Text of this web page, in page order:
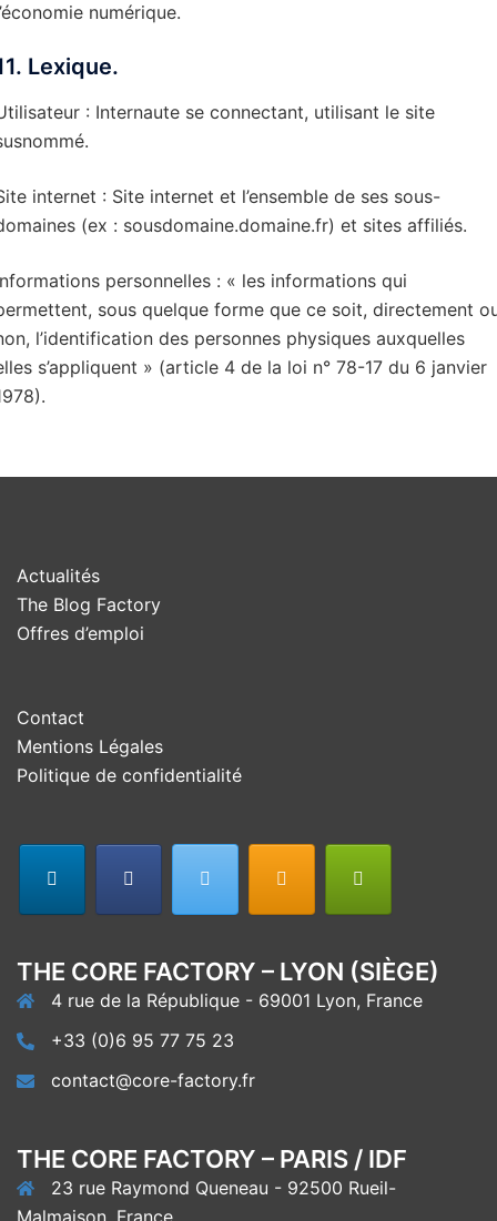
numérique.
Lexique.
: Internaute se connectant, utilisant le site
internet : Site internet et l’ensemble de ses sous-
(ex : sousdomaine.domaine.fr) et sites affiliés.
personnelles : « les informations qui
sous quelque forme que ce soit, directement
l’identification des personnes physiques auxquelles
s’appliquent » (article 4 de la loi n° 78-17 du 6 janvier
Actualités
The Blog Factory
Offres d’emploi
Contact
Mentions Légales
Politique de confidentialité
THE CORE FACTORY – LYON (SIÈGE)
4 rue de la République - 69001 Lyon, France
+33 (0)6 95 77 75 23
contact@core-factory.fr
THE CORE FACTORY – PARIS / IDF
23 rue Raymond Queneau - 92500 Rueil-
Malmaison, France